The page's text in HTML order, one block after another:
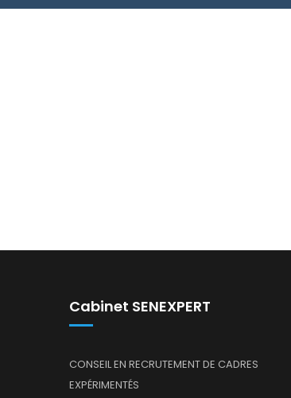
Cabinet SENEXPERT
CONSEIL EN RECRUTEMENT DE CADRES
EXPÉRIMENTÉS